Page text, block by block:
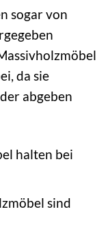
sogar von
da sie
abgeben
halten bei
sind